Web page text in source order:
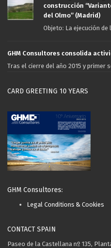
construcción
del Olmo” (Madrid)
Objeto: La ejecución de
GHM Consultores consolida
Tras el cierre del año 2015 y primer
CARD GREETING 10 YEARS
GHM Consultores:
Legal Conditions & Cookies
CONTACT SPAIN
Paseo de la Castellana nº 135,